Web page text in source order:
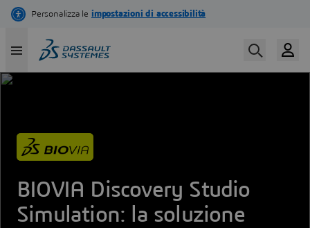
Salta
contenuto
principale
BIOVIA Discovery Studio
Simulation: la soluzione